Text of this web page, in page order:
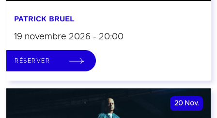
PATRICK BRUEL
19 novembre 2026 - 20:00
RÉSERVER
20 Nov.